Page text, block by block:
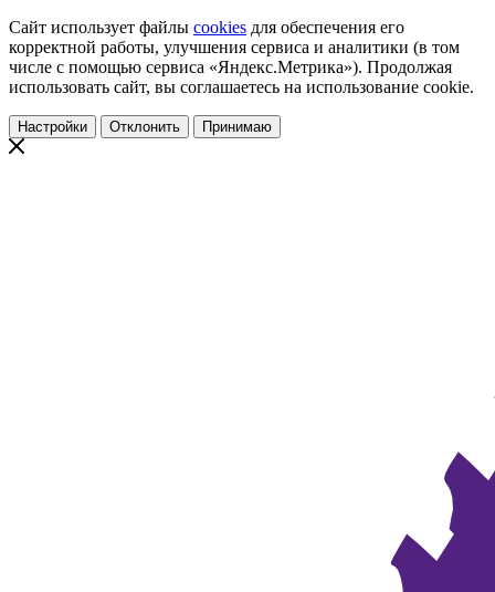
Сайт использует файлы cookies для обеспечения его
корректной работы, улучшения сервиса и аналитики (в том
числе с помощью сервиса «Яндекс.Метрика»). Продолжая
использовать сайт, вы соглашаетесь на использование cookie.
Настройки Отклонить Принимаю